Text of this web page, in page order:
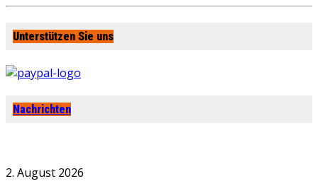
Unterstützen Sie uns
Nachrichten
2. August 2026